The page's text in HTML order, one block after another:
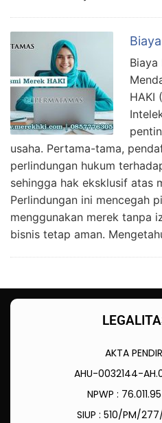
Biaya
HAKI
usaha. Pertama-tama,
perlindungan hukum
sehingga hak eksklusif atas
Perlindungan ini mencegah
menggunakan merek tanpa
bisnis tetap aman.
AKTA
AHU-0032144-
NPWP :
SIUP : 510/PM/